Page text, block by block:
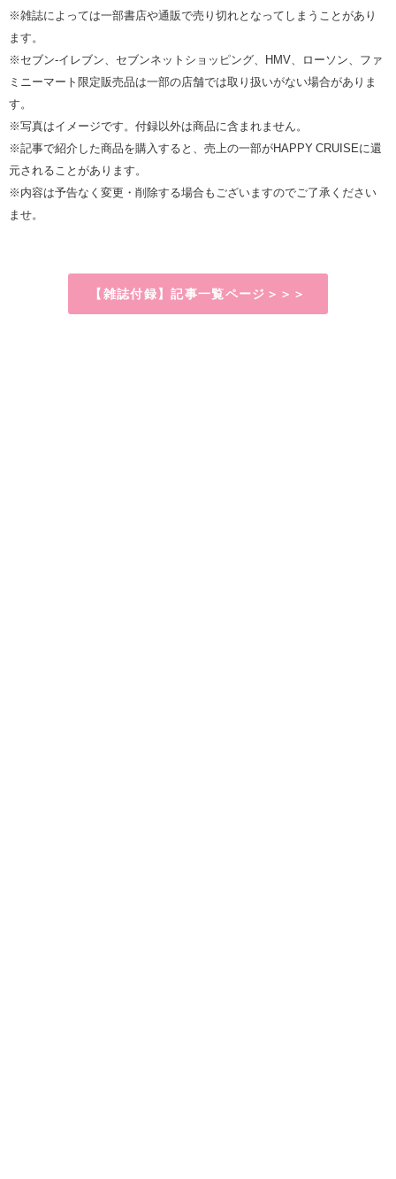
※雑誌によっては一部書店や通販で売り切れとなってしまうことがあり
ます。
※セブン‐イレブン、セブンネットショッピング、HMV、ローソン、ファ
ミニーマート限定販売品は一部の店舗では取り扱いがない場合がありま
す。
※写真はイメージです。付録以外は商品に含まれません。
※記事で紹介した商品を購入すると、売上の一部がHAPPY CRUISEに還
元されることがあります。
※内容は予告なく変更・削除する場合もございますのでご了承ください
ませ。
【雑誌付録】記事一覧ページ＞＞＞